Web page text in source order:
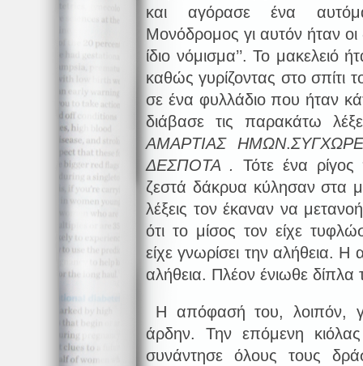
και αγόρασε ένα
Μονόδρομος γι αυτόν ήταν
ίδιο νόμισμα’’. Το μακελειό
καθώς γυρίζοντας στο
σε ένα φυλλάδιο που ήταν
διάβασε τις παρακάτω
ΑΜΑΡΤΙΑΣ ΗΜΩΝ.
ΔΕΣΠΟΤΑ .
Τότε ένα
ζεστά δάκρυα κύλησαν στα
λέξεις τον έκαναν να
ότι το μίσος τον είχε
είχε γνωρίσει την αλήθεια.
αλήθεια. Πλέον ένιωθε
Η απόφασή του, λοιπόν,
άρδην. Την επόμενη
συνάντησε όλους τους